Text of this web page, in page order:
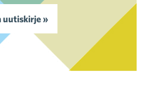
uutiskirje »